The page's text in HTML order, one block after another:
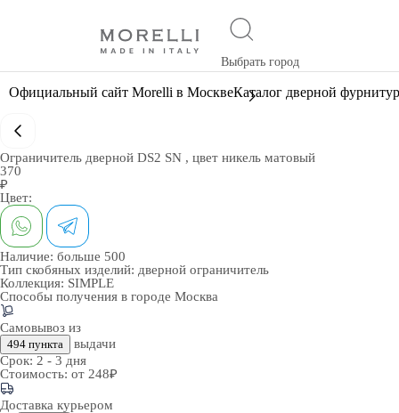
Выбрать город
Официальный сайт Morelli в МосквеКаталог дверной
Ограничитель дверной DS2 SN , цвет никель матовый
370
₽
Цвет:
Наличие: больше 500
Тип скобяных изделий: дверной ограничитель
Коллекция: SIMPLE
Способы получения в городе Москва
Самовывоз из
494 пункта
выдачи
Срок: 2 - 3 дня
Стоимость: от 248₽
Доставка курьером